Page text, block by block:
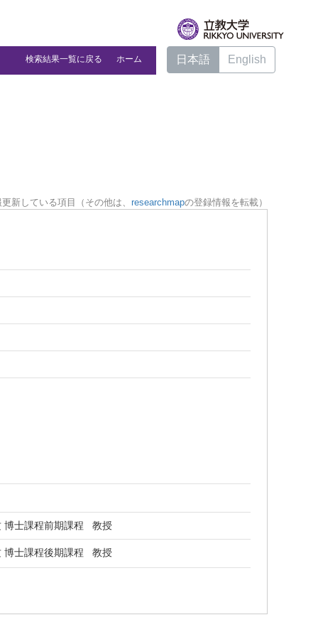
検索結果一覧に戻る ホーム 日本語 English
新している項目（その他は、 researchmapの登録情報を転載）
博士課程前期課程 教授
博士課程後期課程 教授